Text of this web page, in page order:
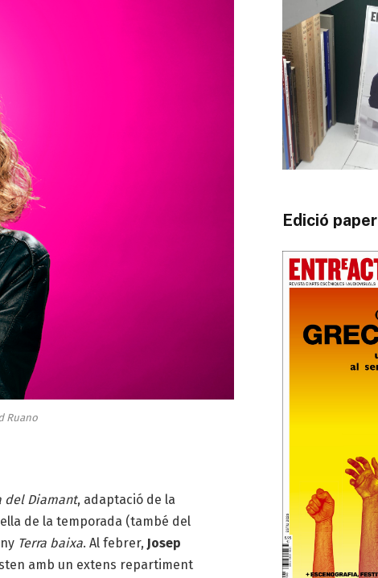
Ruano
del Diamant, adaptació de la
de la temporada (també del
Terra baixa. Al febrer, Josep
amb un extens repartiment
Edició paper